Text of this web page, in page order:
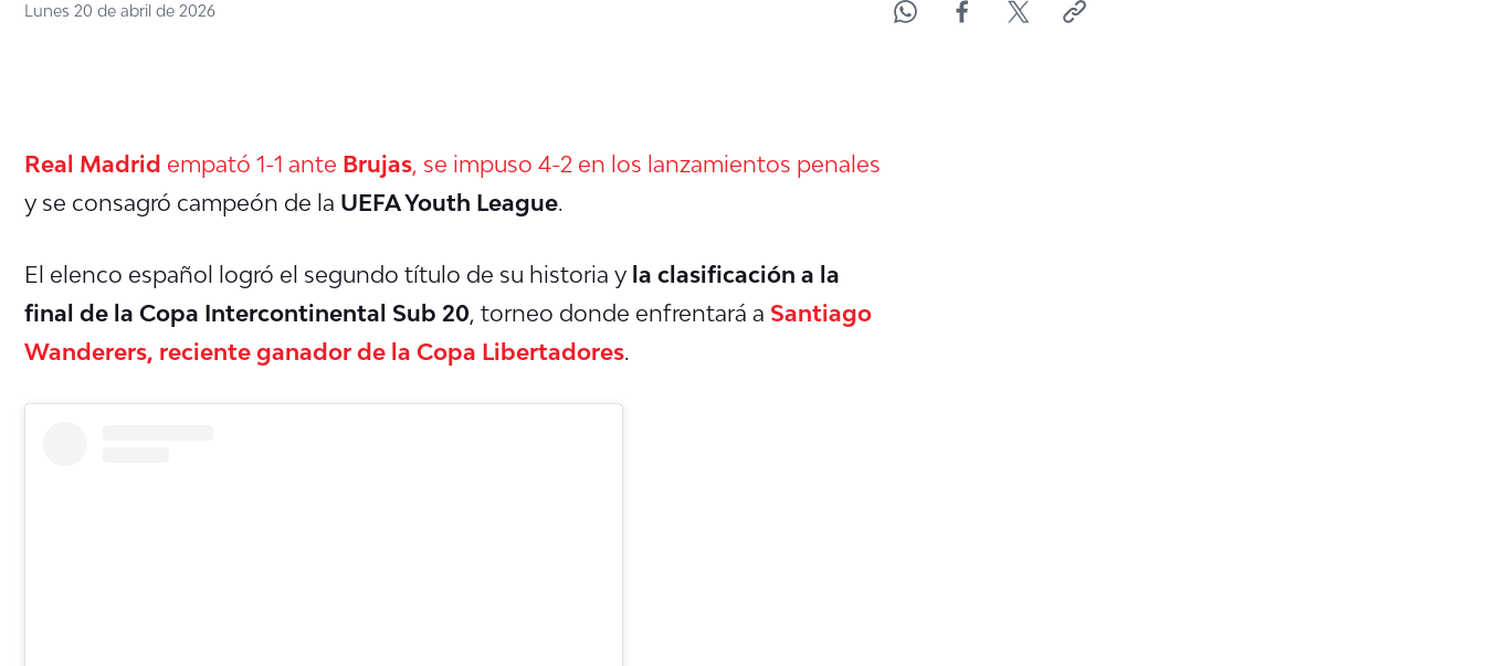
Lunes 20 de abril de 2026
Real Madrid empató 1-1 ante Brujas, se impuso 4-2 en los lanzamientos penales
y se consagró campeón de la UEFA Youth League.
El elenco español logró el segundo título de su historia y la clasificación a la
final de la Copa Intercontinental Sub 20, torneo donde enfrentará a Santiago
Wanderers, reciente ganador de la Copa Libertadores.